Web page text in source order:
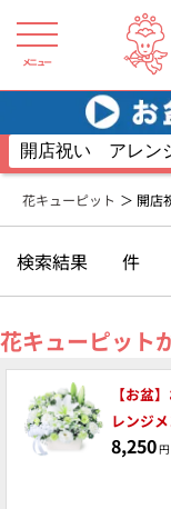
メニュー
花キューピット 開店
検索結果 件
花キューピット
【お盆
レンジ
8,250円